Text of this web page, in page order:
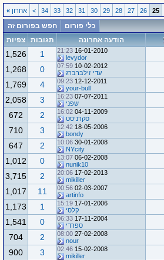
25
26
27
28
29
30
31
32
33
34
> אחרון »
כלי פורום
חפש בפורום זה
הודעה אחרונה תגובות צפיות
16-01-2010
21:23
levydor
1
1,526
10-02-2012
07:59
עדי זילברברג
0
1,268
12-12-2011
09:23
your-bull
4
1,769
07-07-2011
16:23
שפני
3
2,058
04-11-2009
16:02
סקרניסט
2
672
18-05-2006
12:42
bondy
3
710
30-01-2008
10:06
NYcity
2
647
06-02-2008
13:07
nunik10
0
1,012
17-02-2013
20:06
mikiller
2
3,715
02-03-2007
00:56
artinfo
11
1,017
17-01-2006
15:19
קלסי
1
1,173
17-11-2004
06:33
ספרדי
0
1,541
27-02-2008
08:00
nour
2
704
15-02-2008
02:46
mikiller
3
900